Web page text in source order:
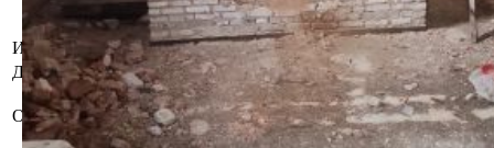
выделялся.
Инвентарный номер
702/С-10768
Должник
ОАО "Следюки"
Обременения
Арест, запрет совершения
регистрационных действий
судебного исполнителя.